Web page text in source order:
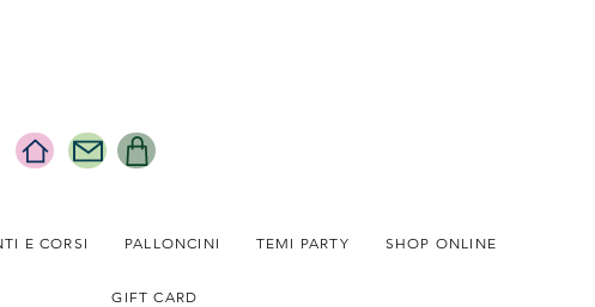
E CORSI PALLONCINI TEMI PARTY SHOP ONLINE
GIFT CARD